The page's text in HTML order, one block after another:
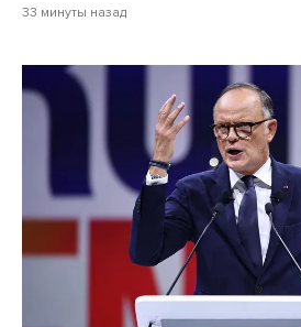
33 минуты назад